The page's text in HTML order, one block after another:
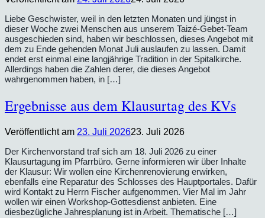
Liebe Geschwister, weil in den letzten Monaten und jüngst in
dieser Woche zwei Menschen aus unserem Taizé-Gebet-Team
ausgeschieden sind, haben wir beschlossen, dieses Angebot mit
dem zu Ende gehenden Monat Juli auslaufen zu lassen. Damit
endet erst einmal eine langjährige Tradition in der Spitalkirche.
Allerdings haben die Zahlen derer, die dieses Angebot
wahrgenommen haben, in […]
Ergebnisse aus dem Klausurtag des KVs
Veröffentlicht am 23. Juli 202623. Juli 2026
Der Kirchenvorstand traf sich am 18. Juli 2026 zu einer
Klausurtagung im Pfarrbüro. Gerne informieren wir über Inhalte
der Klausur: Wir wollen eine Kirchenrenovierung erwirken,
ebenfalls eine Reparatur des Schlosses des Hauptportales. Dafür
wird Kontakt zu Herrn Fischer aufgenommen. Vier Mal im Jahr
wollen wir einen Workshop-Gottesdienst anbieten. Eine
diesbezügliche Jahresplanung ist in Arbeit. Thematische […]